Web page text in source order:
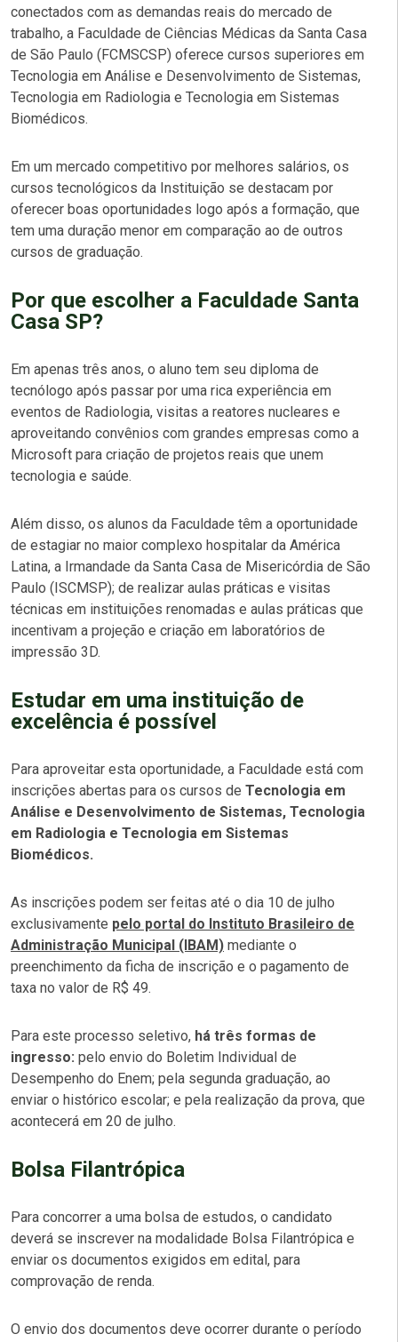
conectados com as demandas reais do mercado de
trabalho, a Faculdade de Ciências Médicas da Santa Casa
de São Paulo (FCMSCSP) oferece cursos superiores em
Tecnologia em Análise e Desenvolvimento de Sistemas,
Tecnologia em Radiologia e Tecnologia em Sistemas
Biomédicos.
Em um mercado competitivo por melhores salários, os
cursos tecnológicos da Instituição se destacam por
oferecer boas oportunidades logo após a formação, que
tem uma duração menor em comparação ao de outros
cursos de graduação.
Por que escolher a Faculdade Santa
Casa SP?
Em apenas três anos, o aluno tem seu diploma de
tecnólogo após passar por uma rica experiência em
eventos de Radiologia, visitas a reatores nucleares e
aproveitando convênios com grandes empresas como a
Microsoft para criação de projetos reais que unem
tecnologia e saúde.
Além disso, os alunos da Faculdade têm a oportunidade
de estagiar no maior complexo hospitalar da América
Latina, a Irmandade da Santa Casa de Misericórdia de São
Paulo (ISCMSP); de realizar aulas práticas e visitas
técnicas em instituições renomadas e aulas práticas que
incentivam a projeção e criação em laboratórios de
impressão 3D.
Estudar em uma instituição de
excelência é possível
Para aproveitar esta oportunidade, a Faculdade está com
inscrições abertas para os cursos de Tecnologia em
Análise e Desenvolvimento de Sistemas, Tecnologia
em Radiologia e Tecnologia em Sistemas
Biomédicos.
As inscrições podem ser feitas até o dia 10 de julho
exclusivamente pelo portal do Instituto Brasileiro de
Administração Municipal (IBAM) mediante o
preenchimento da ficha de inscrição e o pagamento de
taxa no valor de R$ 49.
Para este processo seletivo, há três formas de
ingresso: pelo envio do Boletim Individual de
Desempenho do Enem; pela segunda graduação, ao
enviar o histórico escolar; e pela realização da prova, que
acontecerá em 20 de julho.
Bolsa Filantrópica
Para concorrer a uma bolsa de estudos, o candidato
deverá se inscrever na modalidade Bolsa Filantrópica e
enviar os documentos exigidos em edital, para
comprovação de renda.
O envio dos documentos deve ocorrer durante o período